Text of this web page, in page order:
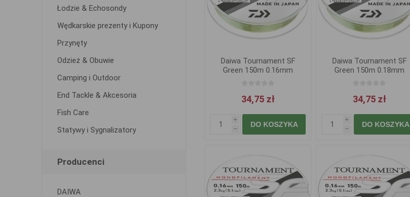
Daiwa Tournament SF
Green 150m 0.16mm
34,75 zł
i
h
DO KOSZYKA
Daiwa Tournament SF
Green 150m 0.18mm
34,75 zł
i
h
DO KOSZYKA
Łodzie & Echosondy
Wędkarskie prezenty i Kupony
Przynęty
Odzież & Obuwie
Camping i Outdoor
End Tackle & Akcesoria
Fish Care
Statywy i Sygnalizatory
Producenci
DAIWA